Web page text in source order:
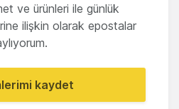
ve ürünleri ile günlük
ilişkin olarak epostalar
kaydet